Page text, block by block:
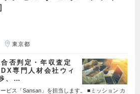
東京都
否判定・年収査定
専門人材会社ウィ
、…
ビス「Sansan」を担当します。 ■ミッション カ